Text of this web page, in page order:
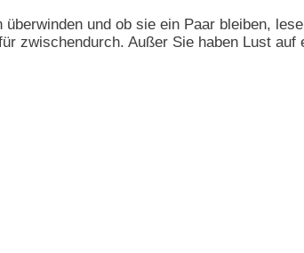
und ob sie ein Paar bleiben,
zwischendurch. Außer Sie haben Lust